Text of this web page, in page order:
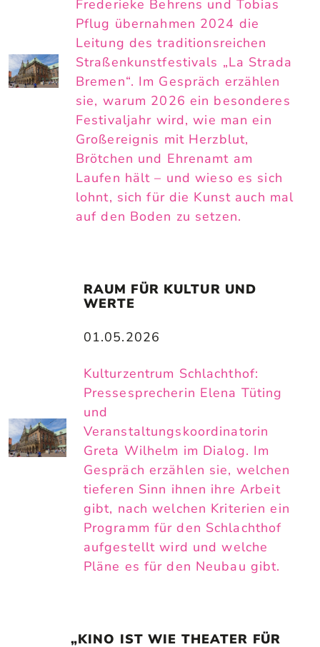
Frederieke Behrens und Tobias
Pflug übernahmen 2024 die
Leitung des traditionsreichen
Straßenkunstfestivals „La Strada
Bremen“. Im Gespräch erzählen
sie, warum 2026 ein besonderes
Festivaljahr wird, wie man ein
Großereignis mit Herzblut,
Brötchen und Ehrenamt am
Laufen hält – und wieso es sich
lohnt, sich für die Kunst auch mal
auf den Boden zu setzen.
RAUM FÜR KULTUR UND
WERTE
01.05.2026
Kulturzentrum Schlachthof:
Pressesprecherin Elena Tüting
und
Veranstaltungskoordinatorin
Greta Wilhelm im Dialog. Im
Gespräch erzählen sie, welchen
tieferen Sinn ihnen ihre Arbeit
gibt, nach welchen Kriterien ein
Programm für den Schlachthof
aufgestellt wird und welche
Pläne es für den Neubau gibt.
„KINO IST WIE THEATER FÜR